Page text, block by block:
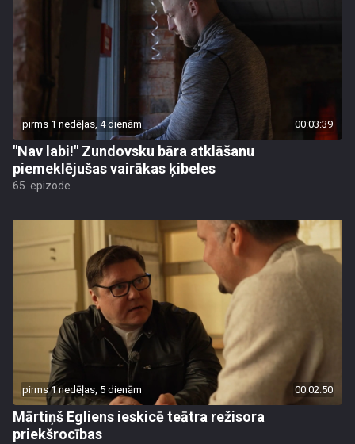
pirms 1 nedēļas, 4 dienām 00:03:39
"Nav labi!" Zundovsku bāra atklāšanu
piemeklējušas vairākas ķibeles
65. epizode
pirms 1 nedēļas, 5 dienām 00:02:50
Mārtiņš Egliens ieskicē teātra režisora
priekšrocības